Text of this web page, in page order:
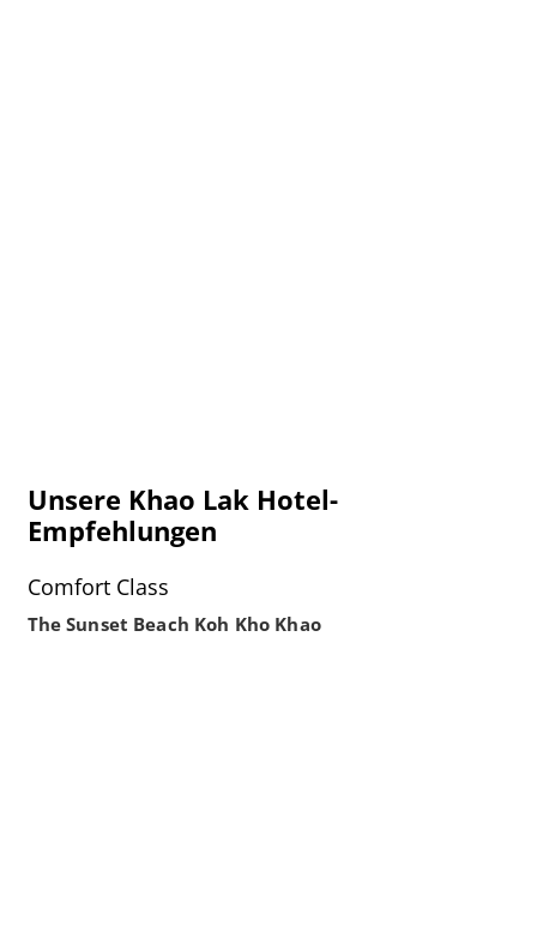
Unsere Khao Lak Hotel-
Empfehlungen
Comfort Class
The Sunset Beach Koh Kho Khao